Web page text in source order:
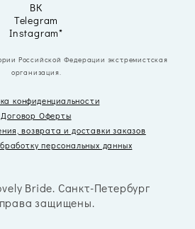
ВК
Telegram
Instagram*
Российской Федерации экстремистская
организация.
конфиденциальности
Договор Оферты
возвратаи доставки заказов
персональных данных
Bride. Санкт-Петербург
защищены.